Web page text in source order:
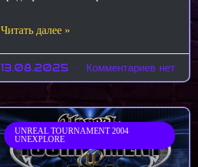
Читать далее »
13.08.2025 Комментариев нет
UNREAL TOURNAMENT 2004
UNEXPLORE